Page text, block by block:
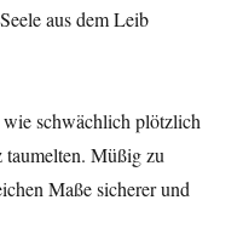
aus dem Leib
wie schwächlich plötzlich
Müßig zu
Maße sicherer und